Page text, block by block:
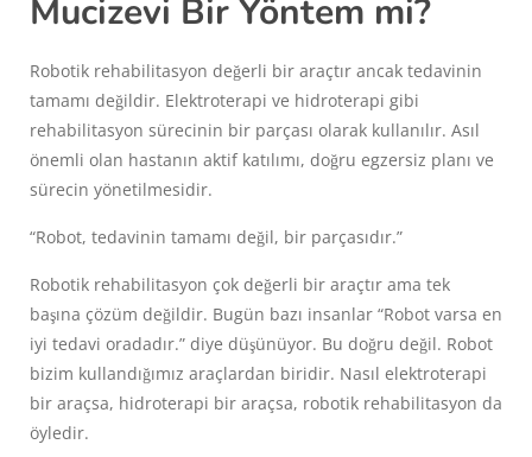
Mucizevi Bir Yöntem mi?
Robotik rehabilitasyon değerli bir araçtır ancak tedavinin
tamamı değildir. Elektroterapi ve hidroterapi gibi
rehabilitasyon sürecinin bir parçası olarak kullanılır. Asıl
önemli olan hastanın aktif katılımı, doğru egzersiz planı ve
sürecin yönetilmesidir.
“Robot, tedavinin tamamı değil, bir parçasıdır.”
Robotik rehabilitasyon çok değerli bir araçtır ama tek
başına çözüm değildir. Bugün bazı insanlar “Robot varsa en
iyi tedavi oradadır.” diye düşünüyor. Bu doğru değil. Robot
bizim kullandığımız araçlardan biridir. Nasıl elektroterapi
bir araçsa, hidroterapi bir araçsa, robotik rehabilitasyon da
öyledir.